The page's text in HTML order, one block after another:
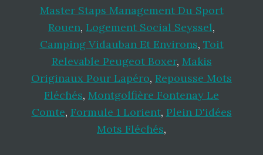
Master Staps Management Du Sport
Rouen, Logement Social Seyssel,
Camping Vidauban Et Environs, Toit
Relevable Peugeot Boxer, Makis
Originaux Pour Lapéro, Repousse Mots
Fléchés, Montgolfière Fontenay Le
Comte, Formule 1 Lorient, Plein D'idées
Mots Fléchés,